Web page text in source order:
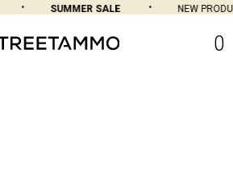
SUMMER SALE NEW
0